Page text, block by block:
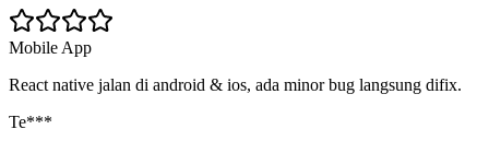
Mobile App
React native jalan di android & ios, ada minor bug langsung difix.
Te***